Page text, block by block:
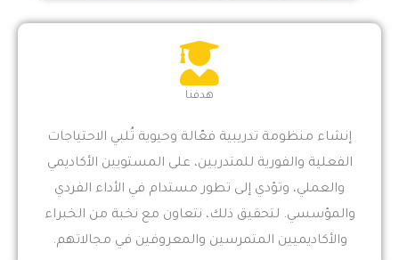
هدفنا
إنشاء منظومة تدريبية فعّالة وحيوية تُلبي الاحتياجات
الفعلية والفورية للمتدربين، على المستويين الأكاديمي
والعملي، وتؤدي إلى تطور مستدام في الأداء الفردي
والمؤسسي. لتحقيق ذلك، نتعاون مع نخبة من الخبراء
والأكاديميين المتمرسين والمعروفين في مجالاتهم.